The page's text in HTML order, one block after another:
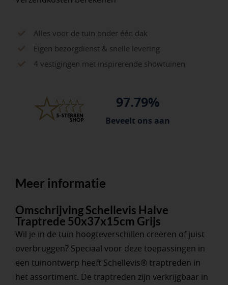
Alles voor de tuin onder één dak
Eigen bezorgdienst & snelle levering
4 vestigingen met inspirerende showtuinen
97.79%
Beveelt ons aan
Meer informatie
Omschrijving Schellevis Halve
Traptrede 50x37x15cm Grijs
Wil je in de tuin hoogteverschillen creëren of juist
overbruggen? Speciaal voor deze toepassingen in
een tuinontwerp heeft Schellevis® traptreden in
het assortiment. De traptreden zijn verkrijgbaar in